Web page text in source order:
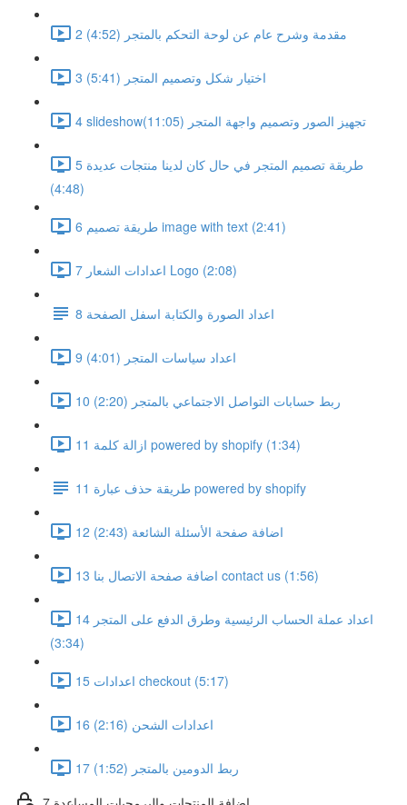
2 مقدمة وشرح عام عن لوحة التحكم بالمتجر (4:52)
3 اختيار شكل وتصميم المتجر (5:41)
4 slideshowتجهيز الصور وتصميم واجهة المتجر (11:05)
5 طريقة تصميم المتجر في حال كان لدينا منتجات عديدة
(4:48)
6 طريقة تصميم image with text (2:41)
7 اعدادات الشعار Logo (2:08)
8 اعداد الصورة والكتابة اسفل الصفحة
9 اعداد سياسات المتجر (4:01)
10 ربط حسابات التواصل الاجتماعي بالمتجر (2:20)
11 ازالة كلمة powered by shopify (1:34)
11 طريقة حذف عبارة powered by shopify
12 اضافة صفحة الأسئلة الشائعة (2:43)
13 اضافة صفحة الاتصال بنا contact us (1:56)
14 اعداد عملة الحساب الرئيسية وطرق الدفع على المتجر
(3:34)
15 اعدادات checkout (5:17)
16 اعدادات الشحن (2:16)
17 ربط الدومين بالمتجر (1:52)